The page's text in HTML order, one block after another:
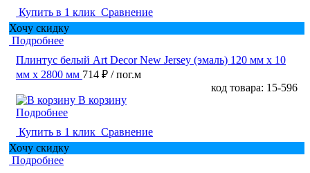
Купить в 1 клик Сравнение
Хочу скидку
Подробнее
Плинтус белый Art Decor New Jersey (эмаль) 120 мм х 10
мм х 2800 мм 714 ₽ / пог.м
код товара: 15-596
В корзину
Подробнее
Купить в 1 клик Сравнение
Хочу скидку
Подробнее